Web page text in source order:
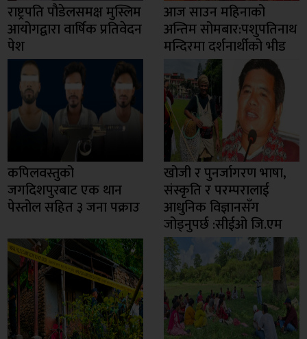
राष्ट्रपति पौडेलसमक्ष मुस्लिम
आयोगद्वारा वार्षिक प्रतिवेदन
पेश
आज साउन महिनाको
अन्तिम सोमबार:पशुपतिनाथ
मन्दिरमा दर्शनार्थीको भीड
कपिलवस्तुको
जगदिशपुरबाट एक थान
पेस्तोल सहित ३ जना पक्राउ
खोजी र पुनर्जागरण भाषा,
संस्कृति र परम्परालाई
आधुनिक विज्ञानसँग
जोड्नुपर्छ :सीईओ जि.एम